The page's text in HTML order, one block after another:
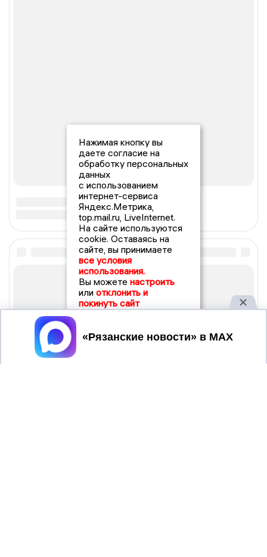
Нажимая кнопку вы
даете согласие на
обработку персональных
данных
с использованием
интернет-сервиса
Яндекс.Метрика,
top.mail.ru, LiveInternet.
На сайте используются
cookie. Оставаясь на
сайте, вы принимаете
все условия
использования.
Вы можете настроить
или отклонить и
покинуть сайт
Принять